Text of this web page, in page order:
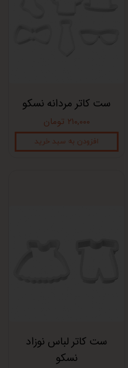
ست کاتر مردانه نسکو
۲۱۰,۰۰۰ تومان
افزودن به سبد خرید
ست کاتر لباس نوزاد
نسکو